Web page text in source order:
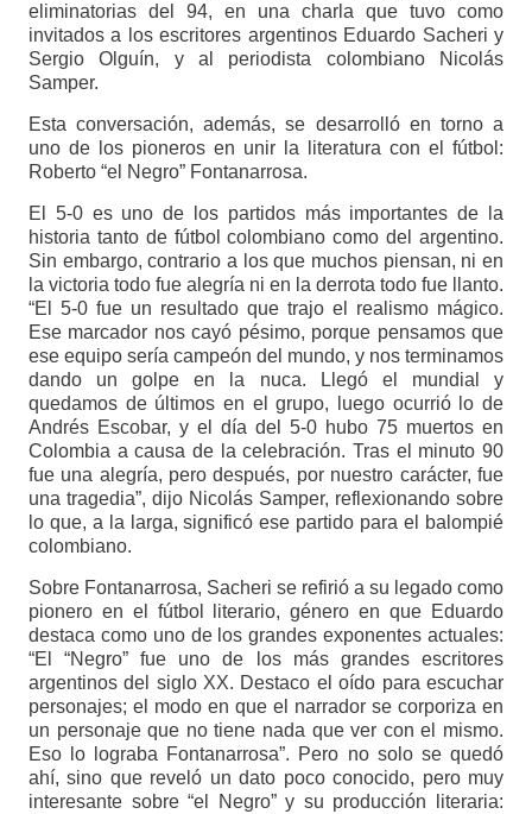
eliminatorias del 94, en una charla que tuvo como
invitados a los escritores argentinos Eduardo Sacheri y
Sergio Olguín, y al periodista colombiano Nicolás
Samper.
Esta conversación, además, se desarrolló en torno a
uno de los pioneros en unir la literatura con el fútbol:
Roberto “el Negro” Fontanarrosa.
El 5-0 es uno de los partidos más importantes de la
historia tanto de fútbol colombiano como del argentino.
Sin embargo, contrario a los que muchos piensan, ni en
la victoria todo fue alegría ni en la derrota todo fue llanto.
“El 5-0 fue un resultado que trajo el realismo mágico.
Ese marcador nos cayó pésimo, porque pensamos que
ese equipo sería campeón del mundo, y nos terminamos
dando un golpe en la nuca. Llegó el mundial y
quedamos de últimos en el grupo, luego ocurrió lo de
Andrés Escobar, y el día del 5-0 hubo 75 muertos en
Colombia a causa de la celebración. Tras el minuto 90
fue una alegría, pero después, por nuestro carácter, fue
una tragedia”, dijo Nicolás Samper, reflexionando sobre
lo que, a la larga, significó ese partido para el balompié
colombiano.
Sobre Fontanarrosa, Sacheri se refirió a su legado como
pionero en el fútbol literario, género en que Eduardo
destaca como uno de los grandes exponentes actuales:
“El “Negro” fue uno de los más grandes escritores
argentinos del siglo XX. Destaco el oído para escuchar
personajes; el modo en que el narrador se corporiza en
un personaje que no tiene nada que ver con el mismo.
Eso lo lograba Fontanarrosa”. Pero no solo se quedó
ahí, sino que reveló un dato poco conocido, pero muy
interesante sobre “el Negro” y su producción literaria: